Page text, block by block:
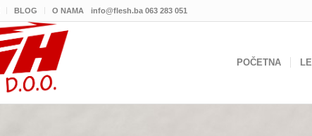
BLOG O NAMA info@flesh.ba 063 283 051
POČETNA